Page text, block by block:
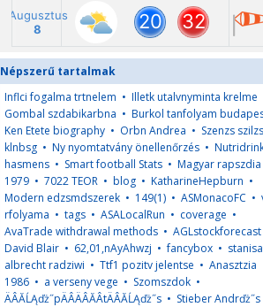
Népszerű tartalmak
Inflci fogalma trtnelem • Illetk utalvnyminta krelme
Gombal szdabikarbna • Burkol tanfolyam
Ken Etete biography • Orbn Andrea • Szenzs szilzs
klnbsg • Ny nyomtatvány önellenőrzés •
hasmens • Smart football Stats • Magyar rapszdia
1979 • 7022 TEOR • blog • KatharineHepburn •
Modern edzsmdszerek • 149(1) • ASMonacoFC •
rfolyama • tags • ASALocalRun • coverage •
AvaTrade withdrawal methods • AGLstockforecast
David Blair • 62,01,nAyAhwzj •fancybox •
albrecht radziwi • Ttf1 pozitv jelentse • Anasztzia
1986 • a verseny vege • Szomszdok •
ÄÂĂĹĄďż˝pÄÂÄÂĂÂ­tÄÂĂĹĄďż˝s • Stieber Andrďż˝s